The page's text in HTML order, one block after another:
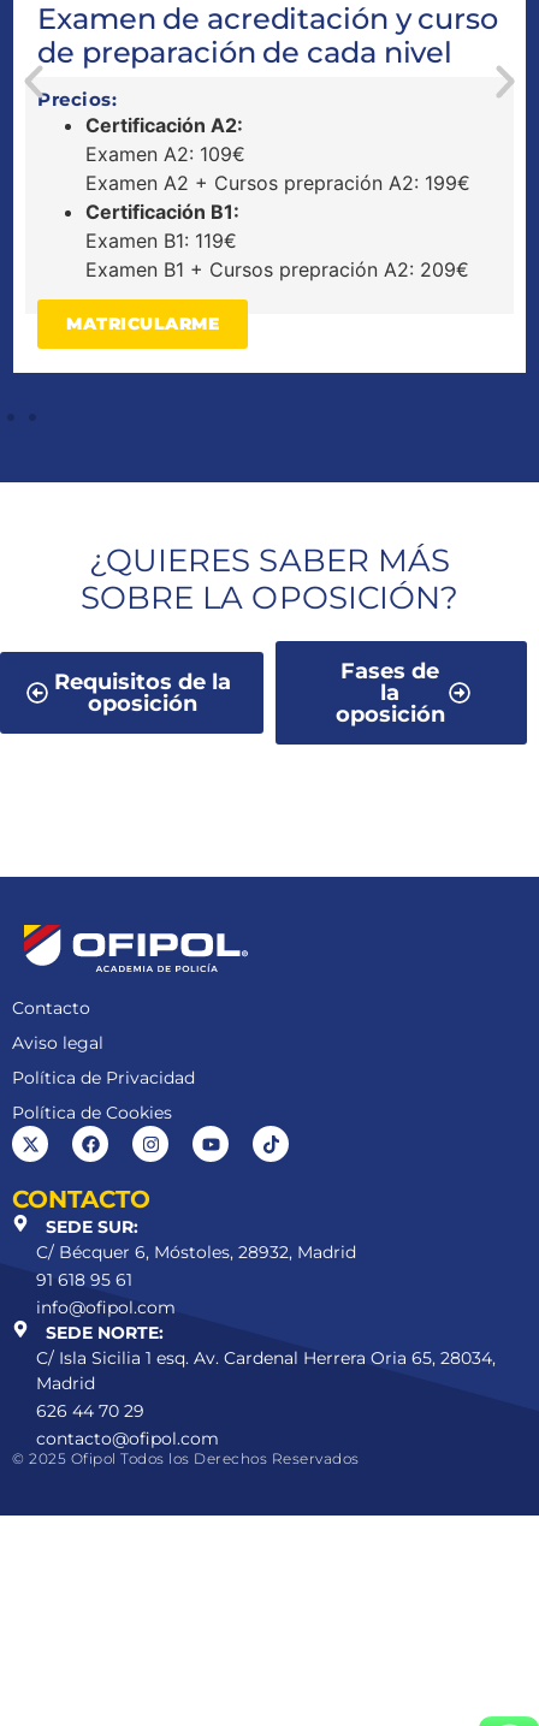
Examen de acreditación y curso
de preparación de cada nivel
Precios:
Certificación A2:
Examen A2: 109€
Examen A2 + Cursos prepración A2: 199€
Certificación B1:
Examen B1: 119€
Examen B1 + Cursos prepración A2: 209€
MATRICULARME
¿QUIERES SABER MÁS
SOBRE LA OPOSICIÓN?
Requisitos de la
oposición
Fases de
la
oposición
Contacto
Aviso legal
Política de Privacidad
Política de Cookies
CONTACTO
SEDE SUR:
C/ Bécquer 6, Móstoles, 28932, Madrid
91 618 95 61
info@ofipol.com
SEDE NORTE:
C/ Isla Sicilia 1 esq. Av. Cardenal Herrera Oria 65, 28034,
Madrid
626 44 70 29
contacto@ofipol.com
© 2025 Ofipol Todos los Derechos Reservados